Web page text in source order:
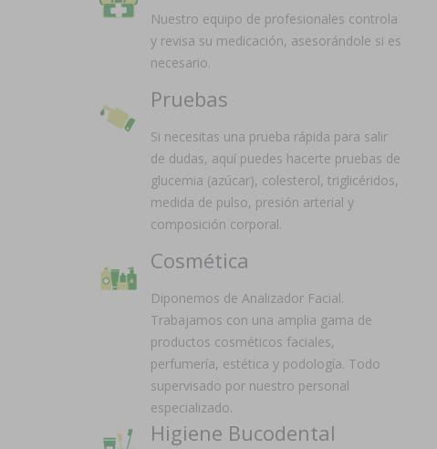
Nuestro equipo de profesionales controla
y revisa su medicación, asesorándole si es
necesario.
Pruebas
Si necesitas una prueba rápida para salir
de dudas, aquí puedes hacerte pruebas de
glucemia (azúcar), colesterol, triglicéridos,
medida de pulso, presión arterial y
composición corporal.
Cosmética
Diponemos de Analizador Facial.
Trabajamos con una amplia gama de
productos cosméticos faciales,
perfumería, estética y podología. Todo
supervisado por nuestro personal
especializado.
Higiene Bucodental